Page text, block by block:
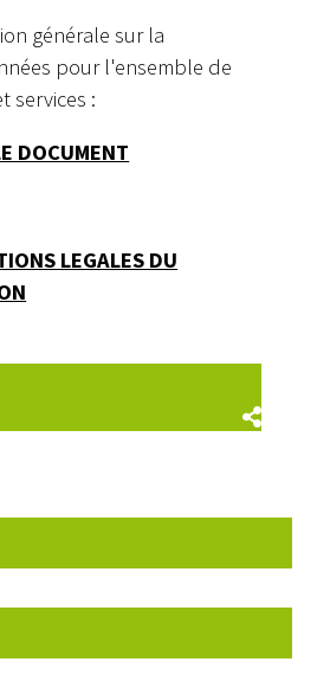
générale sur la
pour l'ensemble de
services :
DOCUMENT
LEGALES DU